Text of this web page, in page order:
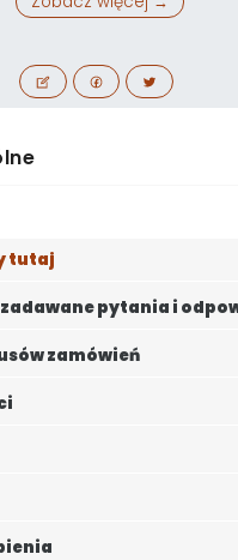
tutaj
zadawane pytania i
zamówień